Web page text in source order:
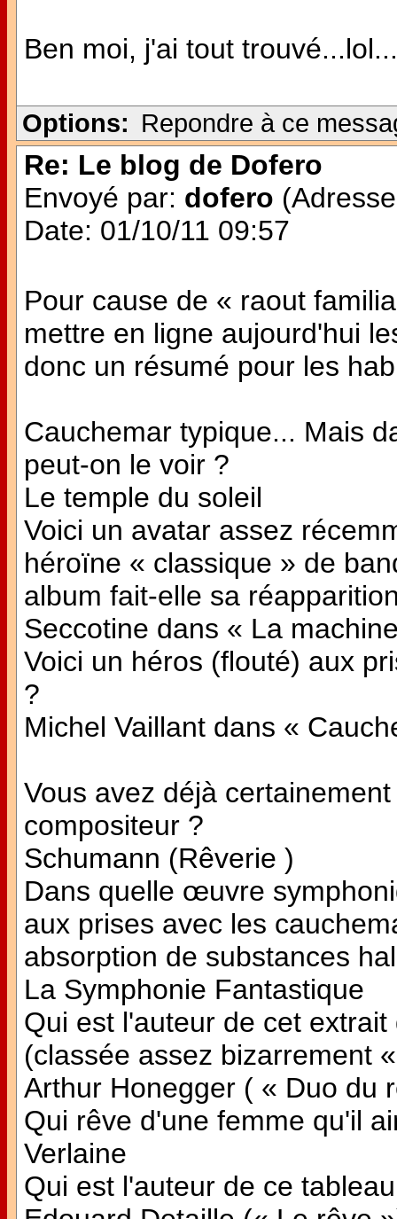
Ben moi, j'ai tout
Options: Repondre à ce
Re: Le blog de Dofero
Envoyé par: dofero
Date: 01/10/11 09:57
Pour cause de « raout
mettre en ligne aujourd'hui
donc un résumé pour les
Cauchemar typique... Mais
peut-on le voir ?
Le temple du soleil
Voici un avatar assez
héroïne « classique » de
album fait-elle sa
Seccotine dans « La
Voici un héros (flouté) aux
?
Michel Vaillant dans «
Vous avez déjà
compositeur ?
Schumann (Rêverie )
Dans quelle œuvre
aux prises avec les
absorption de substances
La Symphonie Fantastique
Qui est l'auteur de cet
(classée assez bizarrement
Arthur Honegger ( « Duo du
Qui rêve d'une femme qu'il
Verlaine
Qui est l'auteur de ce